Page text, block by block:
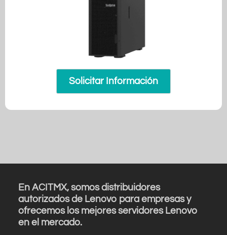
Solicitar Información
En ACITMX, somos distribuidores
autorizados de Lenovo para empresas y
ofrecemos los mejores servidores Lenovo
en el mercado.